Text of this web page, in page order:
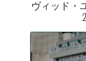
ヴィッド・